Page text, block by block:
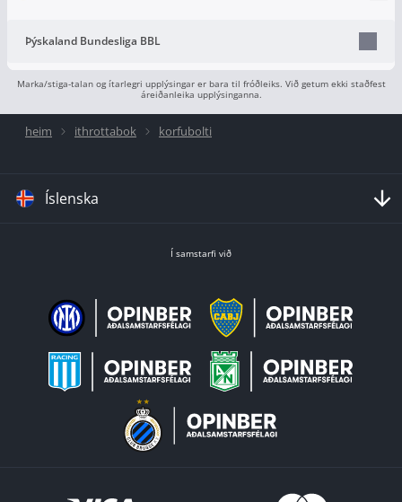
Þýskaland Bundesliga BBL
Marka/stiga-talan og ítarlegri upplýsingar er bara til fróðleiks. Við getum ekki staðfest
áreiðanleika upplýsinganna.
heim ithrottabok korfubolti
Íslenska
Í samstarfi við